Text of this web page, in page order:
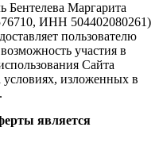
Маргарита
ИНН 504402080261)
пользователю
участия в
Сайта
условиях, изложенных в
является